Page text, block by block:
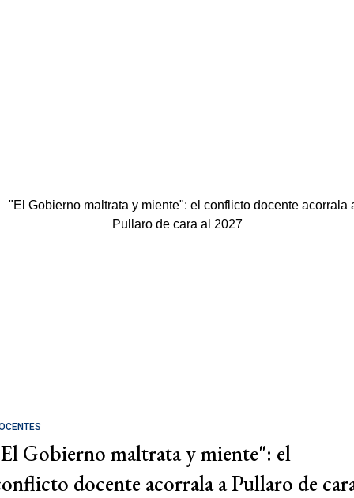
Gobierno maltrata y miente": el
docente acorrala a Pullaro de